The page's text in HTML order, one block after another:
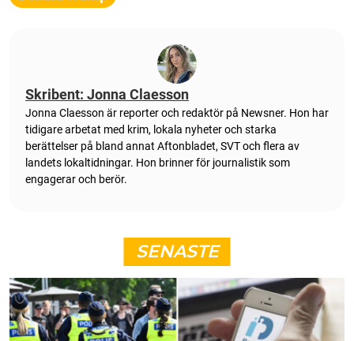
Skribent: Jonna Claesson
Jonna Claesson är reporter och redaktör på Newsner. Hon har
tidigare arbetat med krim, lokala nyheter och starka
berättelser på bland annat Aftonbladet, SVT och flera av
landets lokaltidningar. Hon brinner för journalistik som
engagerar och berör.
SENASTE